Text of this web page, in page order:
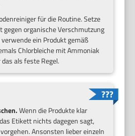
für die Routine. Setze
gegen organische Verschmutzung
ein Produkt gemäß
Chlorbleiche mit Ammoniak
als feste Regel.
Wenn die Produkte klar
Etikett nichts dagegen sagt,
Ansonsten lieber einzeln